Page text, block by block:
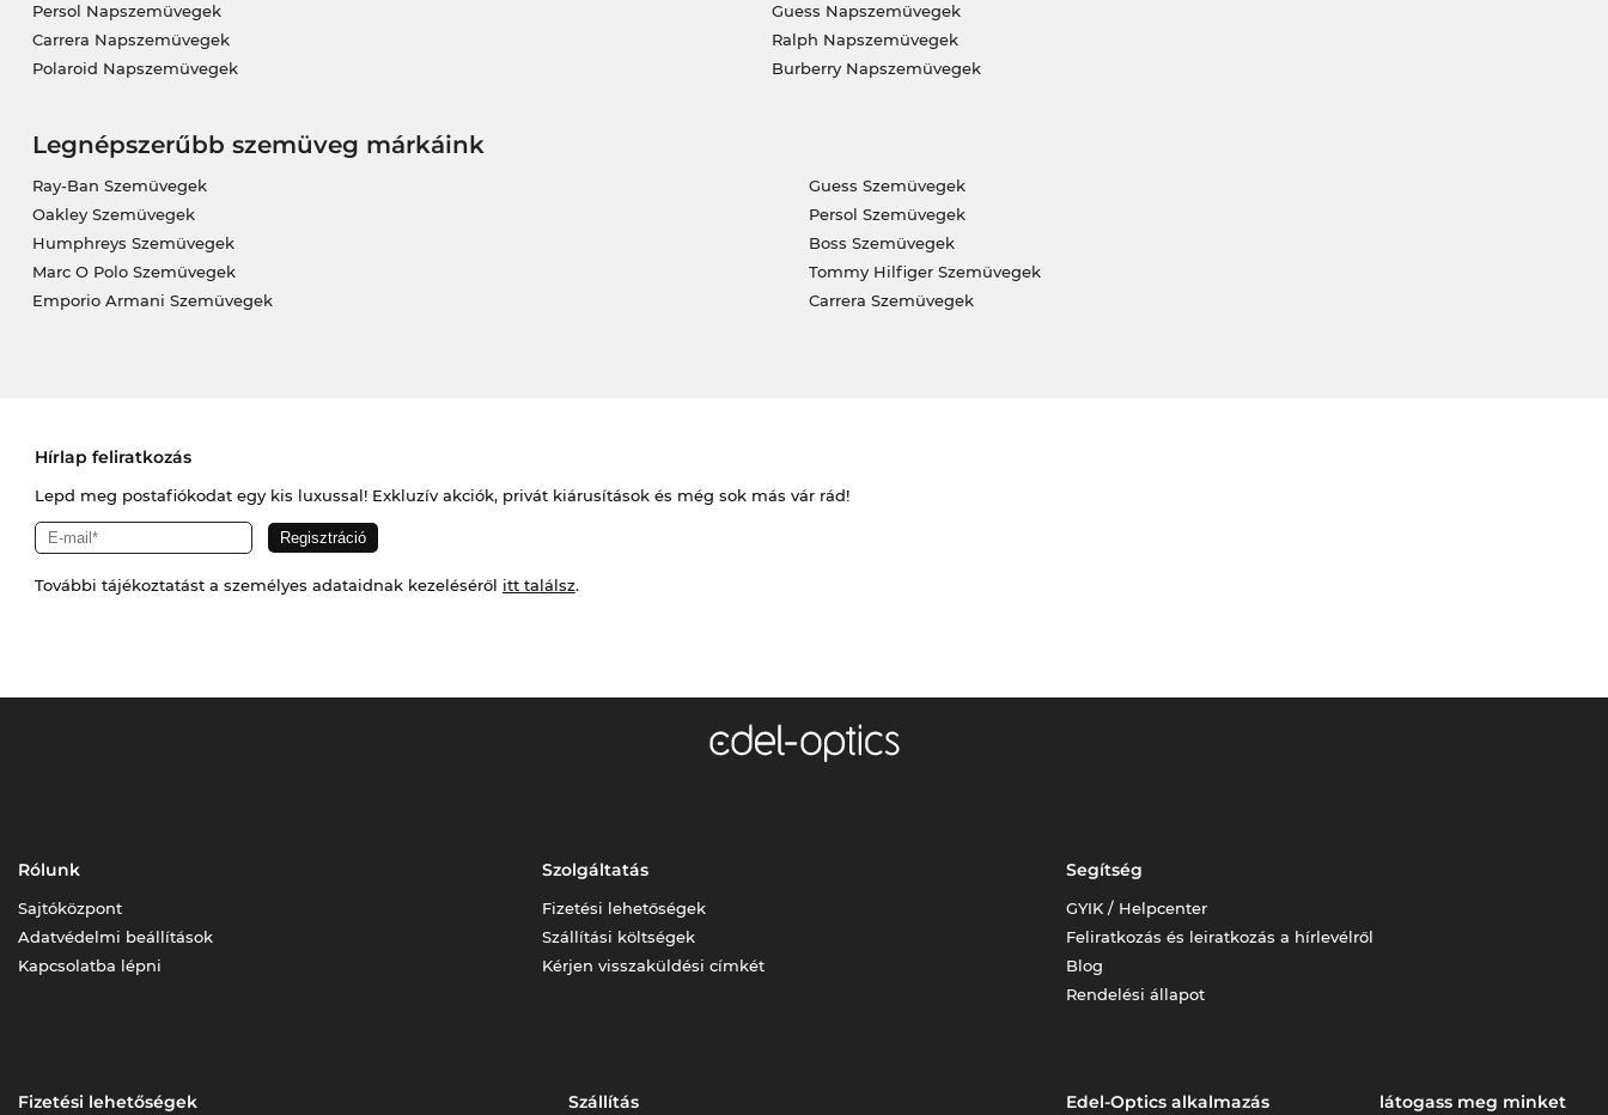
Persol Napszemüvegek
Carrera Napszemüvegek
Polaroid Napszemüvegek
Guess Napszemüvegek
Ralph Napszemüvegek
Burberry Napszemüvegek
Legnépszerűbb szemüveg márkáink
Ray-Ban Szemüvegek
Oakley Szemüvegek
Humphreys Szemüvegek
Marc O Polo Szemüvegek
Emporio Armani Szemüvegek
Guess Szemüvegek
Persol Szemüvegek
Boss Szemüvegek
Tommy Hilfiger Szemüvegek
Carrera Szemüvegek
Hírlap feliratkozás
Lepd meg postafiókodat egy kis luxussal! Exkluzív akciók, privát kiárusítások és még sok más vár rád!
További tájékoztatást a személyes adataidnak kezeléséről itt találsz.
Rólunk
Sajtóközpont
Adatvédelmi beállítások
Kapcsolatba lépni
Szolgáltatás
Fizetési lehetőségek
Szállítási költségek
Kérjen visszaküldési címkét
Segítség
GYIK / Helpcenter
Feliratkozás és leiratkozás a hírlevélről
Blog
Rendelési állapot
Fizetési lehetőségek Szállítás Edel-Optics alkalmazás látogass meg minket